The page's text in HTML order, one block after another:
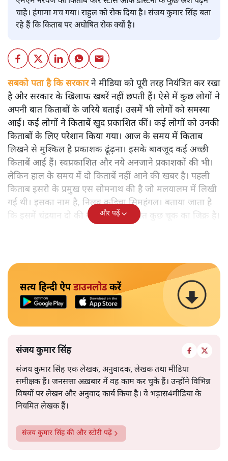
चाहे। हंगामा मच गया। राहुल को रोक दिया है। संजय कुमार सिंह बता
रहे हैं कि किताब पर अघोषित रोक क्यों है।
सबको पता है कि सरकारने मीडिया को पूरी तरह नियंत्रित कर रखा
है और सरकार के खिलाफ खबरें नहीं छपती हैं। ऐसे में कुछ लोगों ने
अपनी बात किताबों के जरिये बताई। उसमें भी लोगों को समस्या
आई। कई लोगों ने किताबें खुद प्रकाशित कीं। कई लोगों को उनकी
किताबों के लिए परेशान किया गया। आज के समय में किताब
लिखने से मुश्किल है प्रकाशक ढूंढ़ना। इसके बावजूद कई अच्छी
किताबें आई हैं। स्वप्रकाशित और नये अनजाने प्रकाशकों की भी।
लेकिन हाल के समय में दो किताबें नहीं आने की खबर है। पहली
किताब इसरो के प्रमुख एस सोमनाथ की है जो मलयालम में लिखी
गई थी। इसका नाम है, निलवु कुडिचा सिमहंगल। बताया जाता है
कि इसमें चंद्रयान दो की नाकामी से संबंधित कुछ चूक का जिक्र है।
और पढ़ें
सत्य हिन्दी ऐपडाउनलोडकरें
संजय कुमार सिंह
संजय कुमार सिंह एक लेखक, अनुवादक, लेखक तथा मीडिया
समीक्षक हैं। जनसत्ता अख़बार में वह काम कर चुके हैं। उन्होंने विभिन्न
विषयों पर लेखन और अनुवाद कार्य किया है। वे भड़ास4मीडिया के
नियमित लेखक हैं।
संजय कुमार सिंहकी और स्टोरी पढ़ें